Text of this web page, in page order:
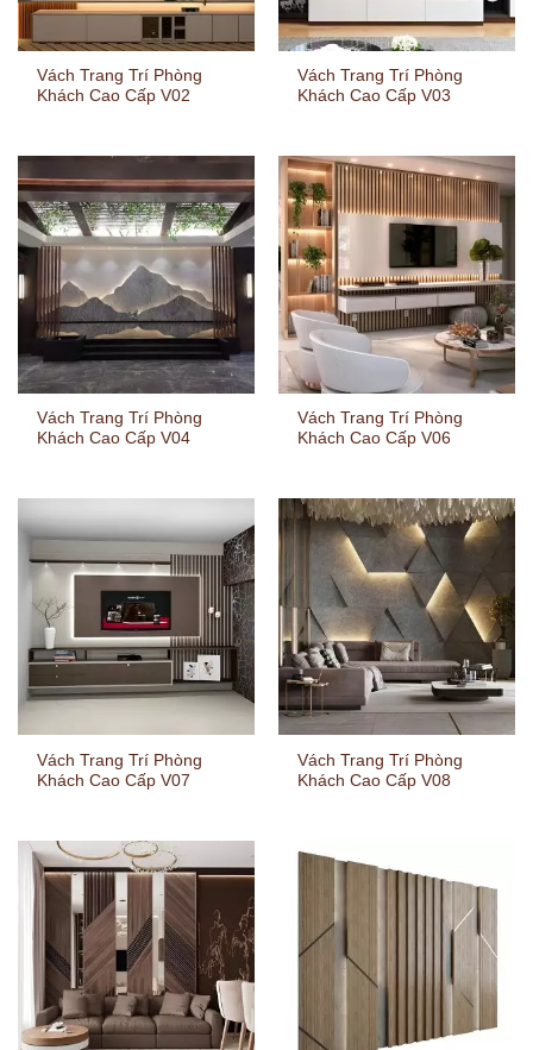
Vách Trang Trí Phòng
Khách Cao Cấp V02
Vách Trang Trí Phòng
Khách Cao Cấp V03
Vách Trang Trí Phòng
Khách Cao Cấp V04
Vách Trang Trí Phòng
Khách Cao Cấp V06
Vách Trang Trí Phòng
Khách Cao Cấp V07
Vách Trang Trí Phòng
Khách Cao Cấp V08